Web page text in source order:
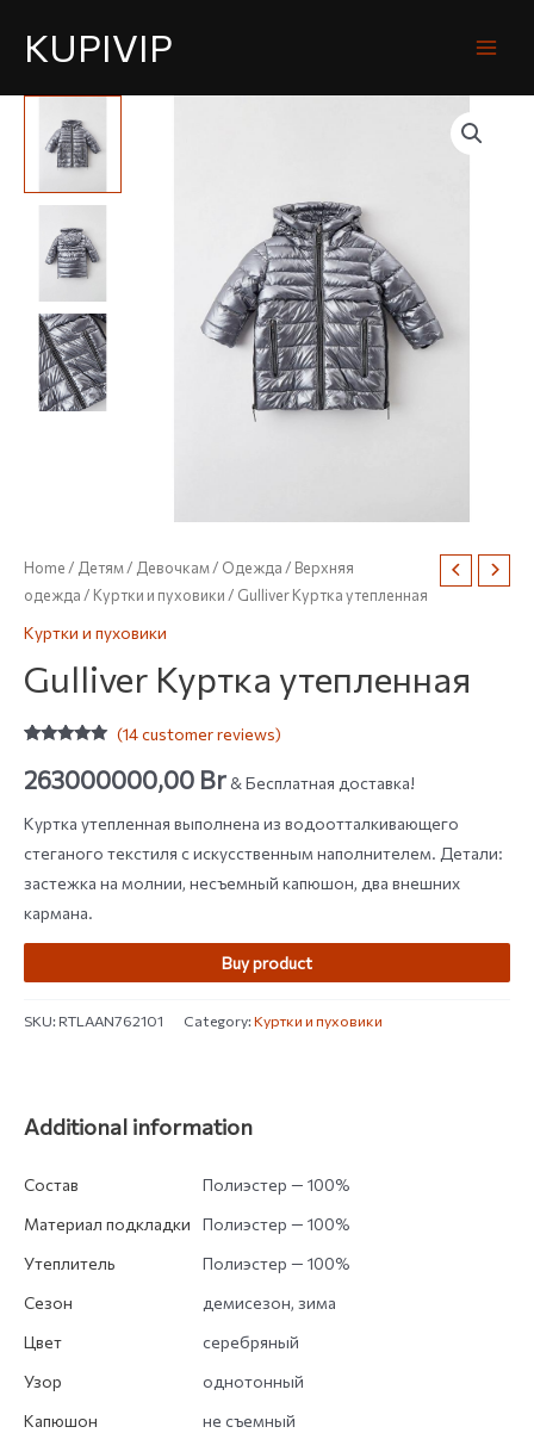
KUPIVIP
Home/ Детям/ Девочкам/ Одежда/ Верхняя
одежда/ Куртки и пуховики/ Gulliver Куртка утепленная
Куртки и пуховики
Gulliver Куртка утепленная
out of 5
based on
ratings
(14customer reviews)
263000000,00 Br& Бесплатная доставка!
Куртка утепленная выполнена из водоотталкивающего
стеганого текстиля с искусственным наполнителем. Детали:
застежка на молнии, несъемный капюшон, два внешних
кармана.
Buy product
SKU:RTLAAN762101 Category:Куртки и пуховики
Additional information
Состав
Полиэстер — 100%
Материал подкладки
Полиэстер — 100%
Утеплитель
Полиэстер — 100%
Сезон
демисезон, зима
Цвет
серебряный
Узор
однотонный
Капюшон
не съемный